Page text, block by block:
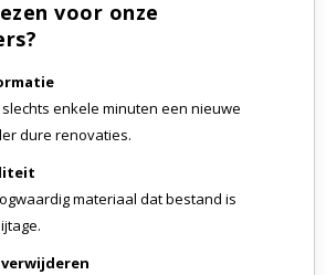
voor onze
enkele minuten een nieuwe
dure renovaties.
materiaal dat bestand is